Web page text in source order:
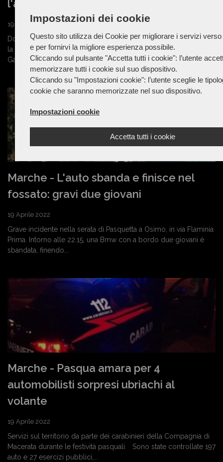
Impostazioni dei cookie
Questo sito utilizza dei Cookie per migliorare i servizi verso
e per fornirvi la migliore esperienza possibile.
Cliccando sul pulsante "Accetta tutti i cookie": l’utente
memorizzare tutti i cookie sul suo dispositivo.
Cliccando su "Impostazioni cookie": l’utente sceglie le
cookie che saranno memorizzate nel suo dispositivo.
Impostazioni cookie
Accetta tutti i cookie
l'allenatore del figlio
19 Aprile 2022
Doveva essere un torneo di calcio tra poco più che bambini per
la categoria esordienti. Invece nel giorni di Pasqua, la partita a
Gabicce...
Marche - L'auto sbanda e finisce nel
fossato: gravi due giovani
19 Aprile 2022
Grave incidente nella serata di Pasquetta a Osimo, in via Flaminia
Prima. Intorno alle 22.15, una Bmw con a bordo due giovani è
sbandata, finendo...
Marche - Pasqua amara per 4
automobilisti sorpresi ubriachi al
volante
19 Aprile 2022
Servizi sul territorio da parte dei carabinieri della Compagnia di
Macerata durante le festività pasquali. Sono state controllate 197
auto e 27 esercizi pubblici,...